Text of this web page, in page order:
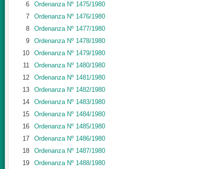
6
Ordenanza Nº 1475/1980
7
Ordenanza Nº 1476/1980
8
Ordenanza Nº 1477/1980
9
Ordenanza Nº 1478/1980
10
Ordenanza Nº 1479/1980
11
Ordenanza Nº 1480/1980
12
Ordenanza Nº 1481/1980
13
Ordenanza Nº 1482/1980
14
Ordenanza Nº 1483/1980
15
Ordenanza Nº 1484/1980
16
Ordenanza Nº 1485/1980
17
Ordenanza Nº 1486/1980
18
Ordenanza Nº 1487/1980
19
Ordenanza Nº 1488/1980